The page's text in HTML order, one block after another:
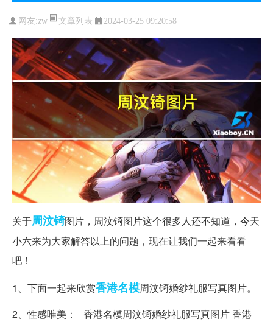
网友:zw 文章列表 2024-03-25 09:20:58
关于周汶锜图片，周汶锜图片这个很多人还不知道，今天
小六来为大家解答以上的问题，现在让我们一起来看看
吧！
1、下面一起来欣赏香港名模周汶锜婚纱礼服写真图片。
2、性感唯美： 香港名模周汶锜婚纱礼服写真图片 香港